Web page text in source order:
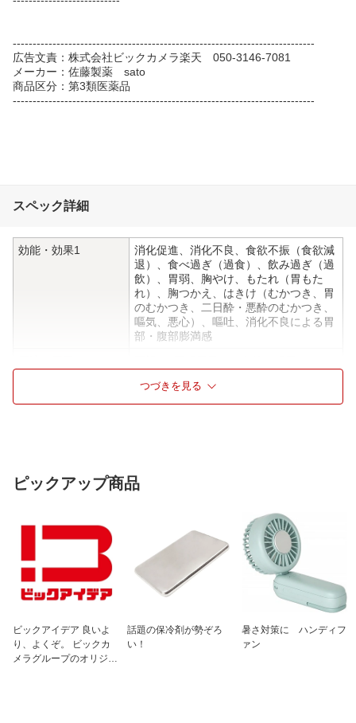
----------------------------------------------------------------------------
広告文責：株式会社ビックカメラ楽天 050-3146-7081
メーカー：佐藤製薬 sato
商品区分：第3類医薬品
----------------------------------------------------------------------------
スペック詳細
効能・効果1
消化促進、消化不良、食欲不振（食欲減
退）、食べ過ぎ（過食）、飲み過ぎ（過
飲）、胃弱、胸やけ、もたれ（胃もた
れ）、胸つかえ、はきけ（むかつき、胃
のむかつき、二日酔・悪酔のむかつき、
嘔気、悪心）、嘔吐、消化不良による胃
部・腹部膨満感
成人（15才以上）：1包：3回
11〜14才：2/3包：3回
（1）定められた用法・用量を厳守して
（2）小児に服用させる場合には、保護
者の指導監督のもとに服用させてくださ
成分1
3包（1包：1.3g）中
ウルソデオキシコール酸 60mg、ビ
オジアスターゼ2000 30mg、リパーゼ
AP6 30mg、ケイヒ末 180mg、ウイ
キョウ末 180mg、ゲンチアナ末 90m
成分2
つづきを見る
ピックアップ商品
ビックアイデア 良いよ
り、よくぞ。 ビックカ
メラグループのオリジナ
話題の保冷剤が勢ぞろ
い！
暑さ対策に ハンディフ
ァン